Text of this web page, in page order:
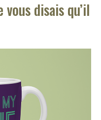
disais qu’il